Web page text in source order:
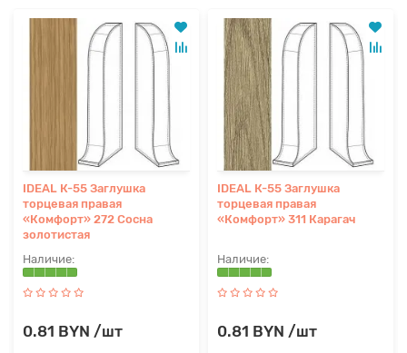
IDEAL К-55 Заглушка
торцевая правая
«Комфорт» 272 Сосна
золотистая
0.81 BYN /шт
IDEAL К-55 Заглушка
торцевая правая
«Комфорт» 311 Карагач
0.81 BYN /шт